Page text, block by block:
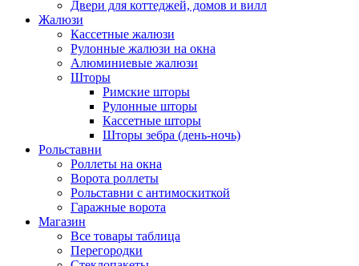
Двери для коттеджей, домов и вилл
Жалюзи
Кассетные жалюзи
Рулонные жалюзи на окна
Алюминиевые жалюзи
Шторы
Римские шторы
Рулонные шторы
Кассетные шторы
Шторы зебра (день-ночь)
Рольставни
Роллеты на окна
Ворота роллеты
Рольставни с антимоскиткой
Гаражные ворота
Магазин
Все товары таблица
Перегородки